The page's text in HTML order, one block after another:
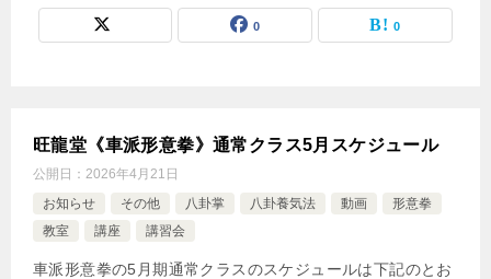
0 0
旺龍堂《車派形意拳》通常クラス5月スケジュール
公開日： 2026年4月21日
お知らせ
その他 八卦掌 八卦養気法 動画
形意拳
教室
講座 講習会
車派形意拳の5月期通常クラスのスケジュールは下記のとお